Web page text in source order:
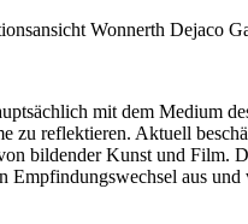
Wonnerth Dejaco
mit dem Medium
zu reflektieren. Aktuell
bildender Kunst und
Empfindungswechsel aus